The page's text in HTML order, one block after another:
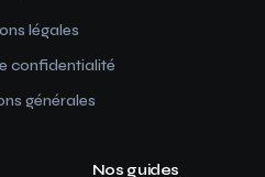
légales
confidentialité
générales
Nos guides